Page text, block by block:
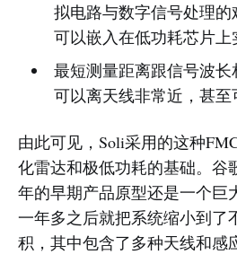
拟电路与数字信号处理
可以嵌入在低功耗芯片上
最短测量距离跟信号波
可以离天线非常近，甚
由此可见，Soli采用的这种
化雷达和极低功耗的基础。谷
年的早期产品原型还是一个巨
一年多之后就把系统缩小到了
积，其中包含了多种天线和感